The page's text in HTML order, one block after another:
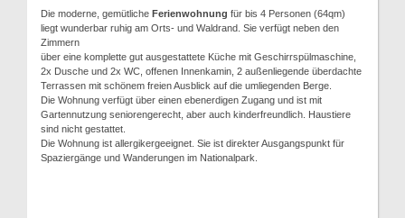
Die moderne, gemütliche Ferienwohnung für bis 4 Personen (64qm)
liegt wunderbar ruhig am Orts- und Waldrand. Sie verfügt neben den
Zimmern
über eine komplette gut ausgestattete Küche mit Geschirrspülmaschine,
2x Dusche und 2x WC, offenen Innenkamin, 2 außenliegende überdachte
Terrassen mit schönem freien Ausblick auf die umliegenden Berge.
Die Wohnung verfügt über einen ebenerdigen Zugang und ist mit
Gartennutzung seniorengerecht, aber auch kinderfreundlich. Haustiere
sind nicht gestattet.
Die Wohnung ist allergikergeeignet. Sie ist direkter Ausgangspunkt für
Spaziergänge und Wanderungen im Nationalpark.